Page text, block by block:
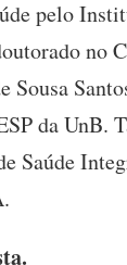
pelo
no
Sousa
da UnB.
Saúde